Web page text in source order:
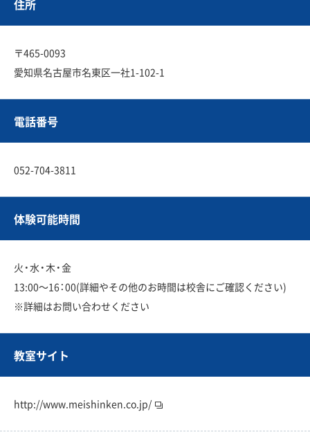
住所
〒465-0093
愛知県名古屋市名東区一社1-102-1
電話番号
052-704-3811
体験可能時間
火・水・木・金
13:00〜16：00(詳細やその他のお時間は校舎にご確認ください)
※詳細はお問い合わせください
教室サイト
http://www.meishinken.co.jp/